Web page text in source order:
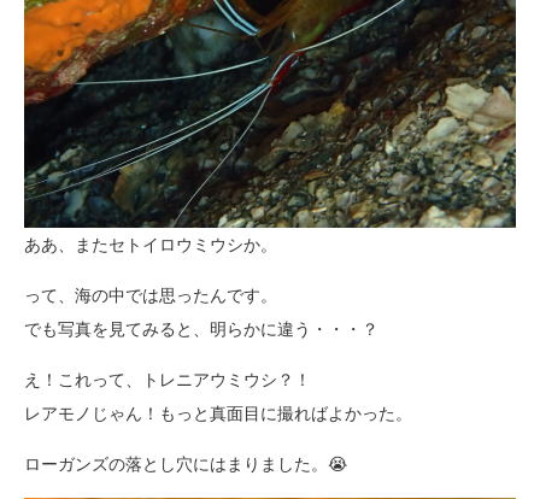
ああ、またセトイロウミウシか。
って、海の中では思ったんです。
でも写真を見てみると、明らかに違う・・・？
え！これって、トレニアウミウシ？！
レアモノじゃん！もっと真面目に撮ればよかった。
ローガンズの落とし穴にはまりました。😭